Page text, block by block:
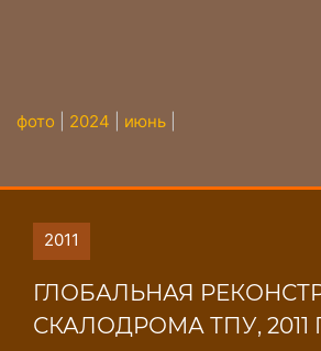
фото 2024 июнь
2011
ГЛОБАЛЬНАЯ
СКАЛОДРОМА ТПУ, 2011